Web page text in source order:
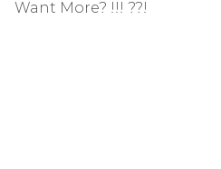
Want More? !!! ??!